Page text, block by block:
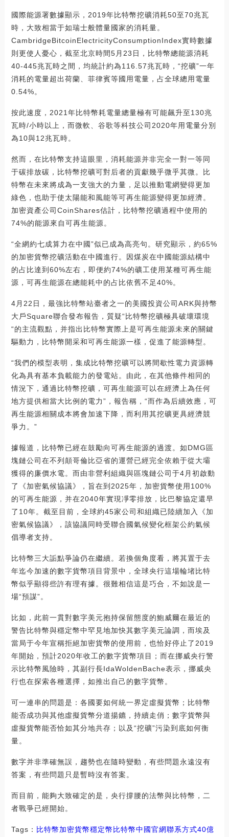
國際能源署數據顯示，2019年比特幣挖礦消耗50至70兆瓦
時，大致相當于如瑞士般體量國家的消耗量。
CambridgeBitcoinElectricityConsumptionIndex實時數據
則更使人憂心，截至北京時間5月23日，比特幣總能源消耗
40-445兆瓦時之間，均統計約為116.57兆瓦時，“挖礦”一年
消耗的電量超出荷蘭、菲律賓等國用電量，占全球總用電量
0.54%。
按此速度，2021年比特幣耗電量總量極有可能飆升至130兆
瓦時/小時以上，而微軟、谷歌等科技公司2020年用電量分別
為10與12兆瓦時。
然而，在比特幣支持這眼里，消耗能源并非完全一對一等同
于碳排放碳，比特幣挖礦可對后者的貢獻幾乎微乎其微。比
特幣在未來將成為一支強大的力量，足以推動電網變得更加
綠色，也助于使太陽能和風能等可再生能源變得更加經濟。
加密資產公司CoinShares估計，比特幣挖礦過程中使用的
74%的能源來自可再生能源。
“全網約七成算力在中國”似已成為高亮句。研究顯示，約65%
的加密貨幣挖礦活動在中國進行。因煤炭在中國能源結構中
的占比達到60%左右，即便約74%的礦工使用某種可再生能
源，可再生能源在總能耗中的占比依舊不足40%。
4月22日，最強比特幣站臺者之一的美國投資公司ARK與持幣
大戶Square聯合發布報告，質疑“比特幣挖礦極具破壞環境
“的主流觀點，并指出比特幣實際上是可再生能源未來的關鍵
驅動力，比特幣開采和可再生能源一樣，促進了能源轉型。
“我們的模型表明，集成比特幣挖礦可以將間歇性電力資源轉
化為具有基本負載能力的發電站。由此，在其他條件相同的
情況下，通過比特幣挖礦，可再生能源可以在經濟上為任何
地方提供相當大比例的電力”，報告稱，“而作為后續效應，可
再生能源相關成本將會加速下降，而利用其挖礦更具經濟競
爭力。”
據報道，比特幣已經在鼓勵向可再生能源的過渡。如DMG區
塊鏈公司在不列顛哥倫比亞省的運營已經完全依賴于從大壩
獲得的廉價水電。而由非營利組織與區塊鏈公司于4月初啟動
了《加密氣候協議》，旨在到2025年，加密貨幣使用100%
的可再生能源，并在2040年實現凈零排放，比巴黎協定還早
了10年。截至目前，全球約45家公司和組織已陸續加入《加
密氣候協議》，該協議同時受聯合國氣候變化框架公約氣候
倡導者支持。
比特幣三大詬點爭論仍在繼續。若換個角度看，將其置于去
年迄今加速的數字貨幣項目背景中，全球央行這場輪堵比特
幣似乎顯得些許有理有據。很難相信這是巧合，不如說是一
場“預謀”。
比如，此前一貫對數字美元抱持保留態度的鮑威爾在最近的
警告比特幣與穩定幣中罕見地加快其數字美元論調，而埃及
當局于今年宣稱拒絕加密貨幣的使用前，也恰好停止了2019
年開始，預計2020年收工的數字貨幣項目；而在挪威央行警
示比特幣風險時，其副行長IdaWoldenBache表示，挪威央
行也在探索各種選擇，如推出自己的數字貨幣。
可一連串的問題是：各國要如何統一界定虛擬貨幣；比特幣
能否成功與其他虛擬貨幣分道揚鑣，持續走俏；數字貨幣與
虛擬貨幣能否恰如其分地共存；以及“挖礦”污染到底如何衡
量。
數字并非準確無誤，趨勢也在隨時變動，有些問題永遠沒有
答案，有些問題只是暫時沒有答案。
而目前，能夠大致確定的是，央行撐腰的法幣與比特幣，二
者戰爭已經開始。
Tags： 比特幣加密貨幣穩定幣比特幣中國官網聯系方式40億